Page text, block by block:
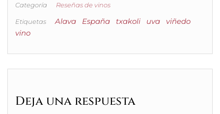
Categoría Reseñas de vinos
Etiquetas Alava España txakoli uva
viñedo
vino
Deja una respuesta